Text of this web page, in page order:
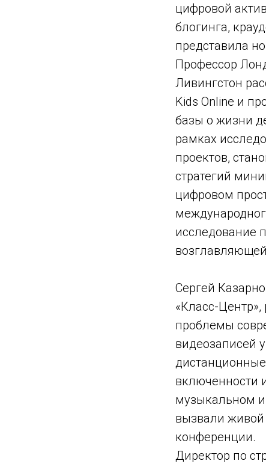
цифровой
блогинга,
представила
Профессор
Ливингстон
Kids Online и
базы о жизни
рамках
проектов,
стратегий
цифровом
исследование
Сергей
«Класс-
проблемы
видеозаписей
включенности
музыкальном
вызвали живой
конференции.
Директор по